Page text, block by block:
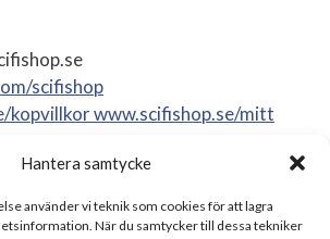
Hantera samtycke
använder vi teknik som cookies för att lagra
När du samtycker till dessa tekniker
scifishop
kopvillkorwww.scifishop.se/mitt